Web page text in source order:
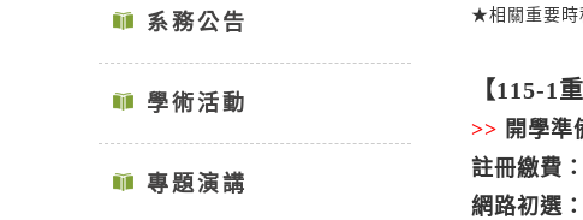
系務公告
學術活動
專題演講
★相關重要時
【115-1
>> 開學準
註冊繳費：
網路初選：